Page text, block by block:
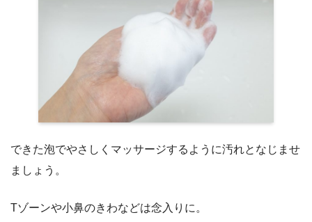
できた泡でやさしくマッサージするように汚れとなじませ
ましょう。
Tゾーンや小鼻のきわなどは念入りに。